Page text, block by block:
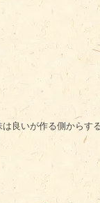
良いが作る側からす